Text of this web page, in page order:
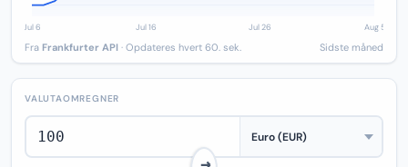
Fra Frankfurter API · Opdateres hvert 60. sek. Sidste måned
VALUTAOMREGNER